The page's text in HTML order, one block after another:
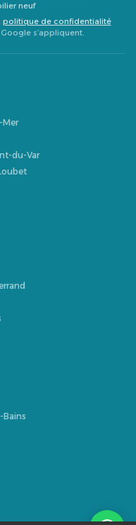
neuf
politique de confidentialité
s’appliquent.
Mer
du-Var